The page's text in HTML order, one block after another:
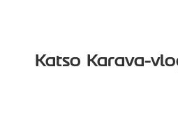
Katso Karava-